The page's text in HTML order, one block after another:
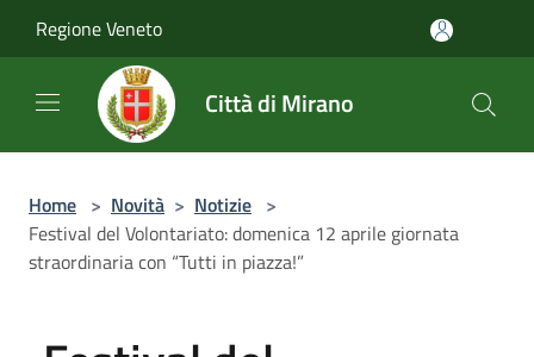
Regione Veneto
Città di Mirano
Home > Novità > Notizie >
Festival del Volontariato: domenica 12 aprile giornata
straordinaria con “Tutti in piazza!”